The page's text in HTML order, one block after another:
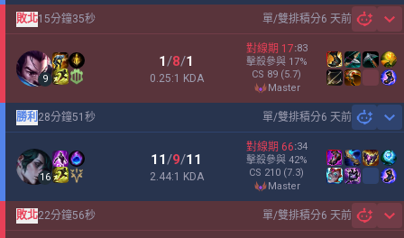
單/雙排積分6 天前
敗北15分鐘35秒
9
1/8/1
0.25:1 KDA
對線期 17:83
擊殺參與 17%
CS 89 (5.7)
master
單/雙排積分6 天前
勝利 28分鐘51秒
16
11/9/11
2.44:1 KDA
對線期 66:34
擊殺參與 42%
CS 210 (7.3)
master
單/雙排積分6 天前
敗北22分鐘56秒